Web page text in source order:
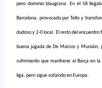
pero dominio blaugrana. En el 58
Barcelona, provocado por Tello y
dudoso y 2-0 local. El resto del
buena jugada de De Marcos y Muniáin,
sufrimiento que mantiene al Barça en
liga, pero sigue soñando en Europa.